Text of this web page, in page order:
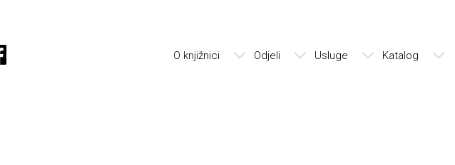
O knjižnici Odjeli Usluge Katalog